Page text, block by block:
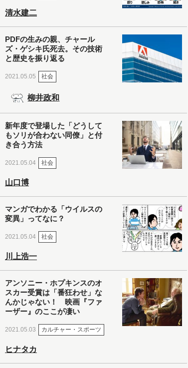
清水建二
PDFの生みの親、チャール
ズ・ゲシキ氏死去。その技術
と歴史を振り返る
2021.05.05 社会
柳井政和
新年度で登場した「どうして
もソリが合わない同僚」と付
き合う方法
2021.05.04 社会
山口博
マンガでわかる「ウイルスの
変異」ってなに？
2021.05.04 社会
川上浩一
アンソニー・ホプキンスのオ
スカー受賞は「番狂わせ」な
んかじゃない！ 映画『ファ
ーザー』のここが凄い
2021.05.03 カルチャー・スポーツ
ヒナタカ